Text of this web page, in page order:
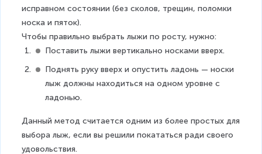
исправном состоянии (без сколов, трещин, поломки
носка и пяток).
Чтобы правильно выбрать лыжи по росту, нужно:
Поставить лыжи вертикально носками вверх.
Поднять руку вверх и опустить ладонь — носки
лыж должны находиться на одном уровне с
ладонью.
Данный метод считается одним из более простых для
выбора лыж, если вы решили покататься ради своего
удовольствия.